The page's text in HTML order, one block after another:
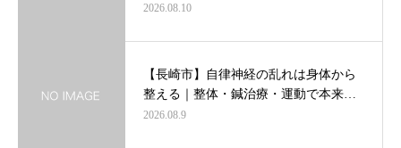
2026.08.10
【長崎市】自律神経の乱れは身体から
整える｜整体・鍼治療・運動で本来…
2026.08.9